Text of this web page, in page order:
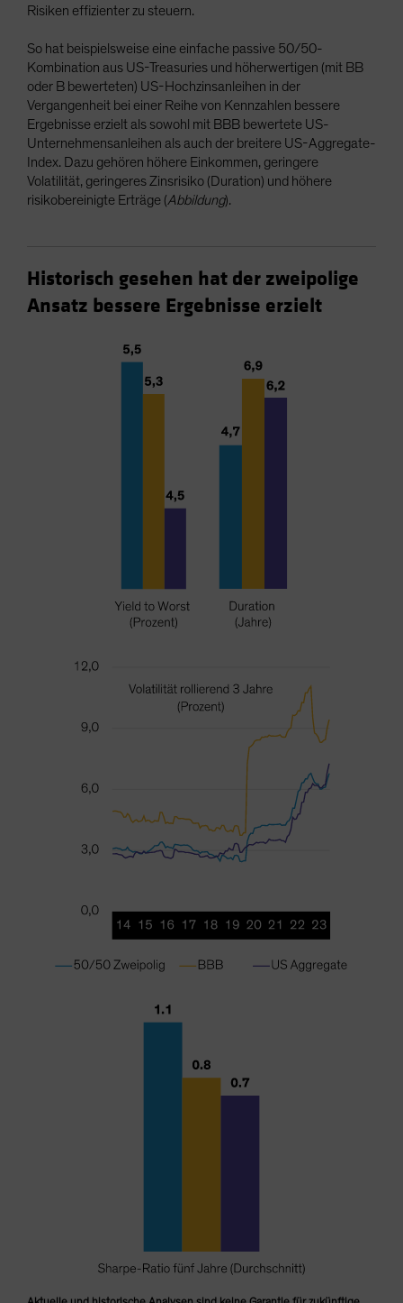
Risiken effizienter zu steuern.
So hat beispielsweise eine einfache passive 50/50-
Kombination aus US-Treasuries und höherwertigen (mit BB
oder B bewerteten) US-Hochzinsanleihen in der
Vergangenheit bei einer Reihe von Kennzahlen bessere
Ergebnisse erzielt als sowohl mit BBB bewertete US-
Unternehmensanleihen als auch der breitere US-Aggregate-
Index. Dazu gehören höhere Einkommen, geringere
Volatilität, geringeres Zinsrisiko (Duration) und höhere
risikobereinigte Erträge (Abbildung).
Historisch gesehen hat der zweipolige
Ansatz bessere Ergebnisse erzielt